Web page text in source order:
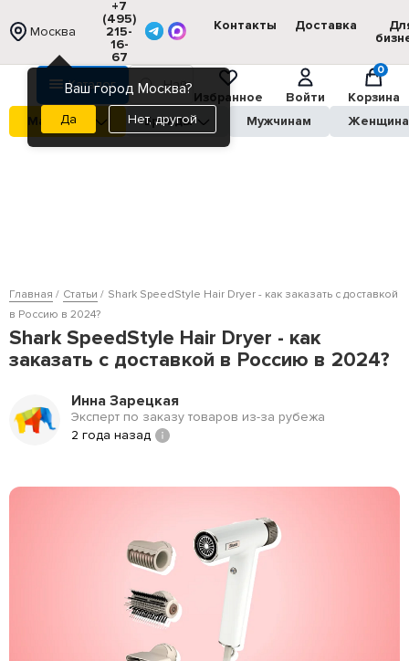
Москва
Ваш город Москва?
Нет, другой
+7
(495)
215-
16-
67
Контакты Доставка
Каталог
Избранное
Войти
0
Корзина
Магазины
Бренды Мужчинам
Главная Статьи
Shark SpeedStyle Hair Dryer - как заказать с доставкой
в Россию в 2024?
Shark SpeedStyle Hair Dryer - как
заказать с доставкой в Россию в 2024?
Инна Зарецкая
Эксперт по заказу товаров из-за рубежа
2 года назад